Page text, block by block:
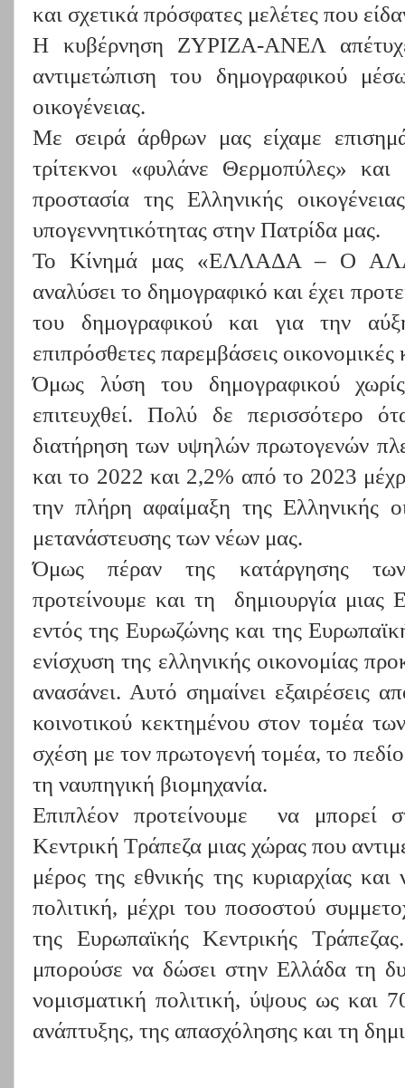
και σχετικά πρόσφατες μελέτες που
Η κυβέρνηση ΖΥΡΙΖΑ-ΑΝΕΛ
αντιμετώπιση του δημογραφικού
οικογένειας.
Με σειρά άρθρων μας είχαμε
τρίτεκνοι «φυλάνε Θερμοπύλες»
προστασία της Ελληνικής
υπογεννητικότητας στην Πατρίδα μας.
Το Κίνημά μας «ΕΛΛΑΔΑ – Ο
αναλύσει το δημογραφικό και έχει
του δημογραφικού και για την
επιπρόσθετες παρεμβάσεις οικονομικές
Όμως λύση του δημογραφικού
επιτευχθεί. Πολύ δε περισσότερο
διατήρηση των υψηλών πρωτογενών
και το 2022 και 2,2% από το 2023
την πλήρη αφαίμαξη της Ελληνικής
μετανάστευσης των νέων μας.
Όμως πέραν της κατάργησης των
προτείνουμε και τη δημιουργία μιας
εντός της Ευρωζώνης και της
ενίσχυση της ελληνικής οικονομίας
ανασάνει. Αυτό σημαίνει εξαιρέσεις
κοινοτικού κεκτημένου στον τομέα
σχέση με τον πρωτογενή τομέα, το
τη ναυπηγική βιομηχανία.
Επιπλέον προτείνουμε να μπορεί
Κεντρική Τράπεζα μιας χώρας που
μέρος της εθνικής της κυριαρχίας
πολιτική, μέχρι του ποσοστού
της Ευρωπαϊκής Κεντρικής
μπορούσε να δώσει στην Ελλάδα τη
νομισματική πολιτική, ύψους ως και
ανάπτυξης, της απασχόλησης και τη